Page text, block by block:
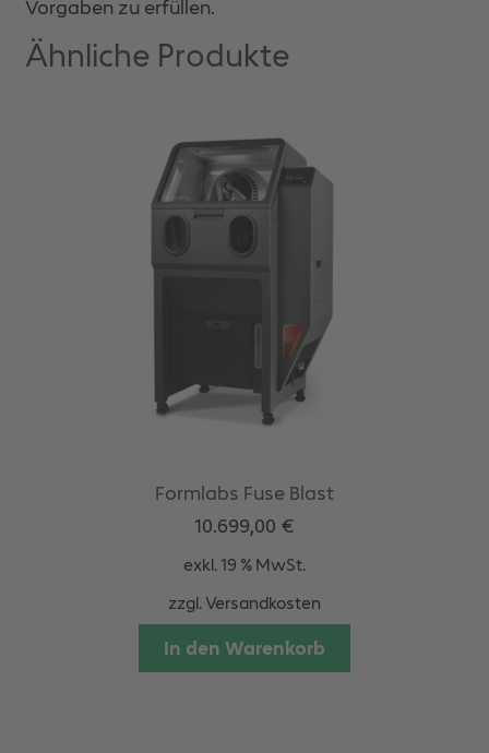
Vorgaben zu erfüllen.
Ähnliche Produkte
Formlabs Fuse Blast
10.699,00 €
exkl. 19 % MwSt.
zzgl.Versandkosten
In den Warenkorb